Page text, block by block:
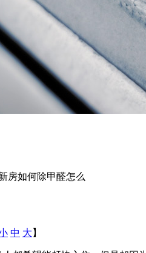
房如何除甲醛怎么
中 大 】